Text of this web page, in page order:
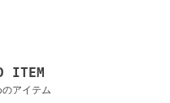
ITEM
アイテム